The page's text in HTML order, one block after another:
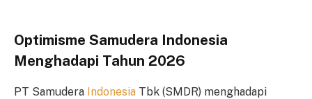
Optimisme Samudera Indonesia
Menghadapi Tahun 2026
PT Samudera Indonesia Tbk (SMDR) menghadapi